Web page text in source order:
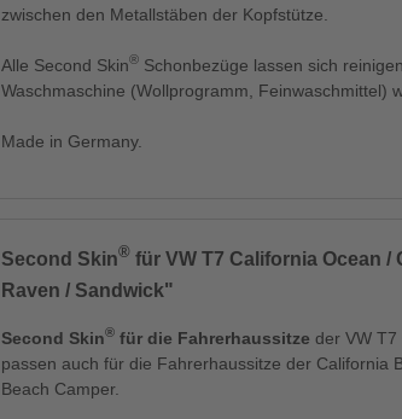
zwischen den Metallstäben der Kopfstütze.
Alle Second Skin® Schonbezüge lassen sich
Waschmaschine (Wollprogramm, Feinwaschmittel)
Made in Germany.
Second Skin® für VW T7 California Ocean /
Raven / Sandwick"
Second Skin® für die Fahrerhaussitze der VW T7
passen auch für die Fahrerhaussitze der California
Beach Camper.